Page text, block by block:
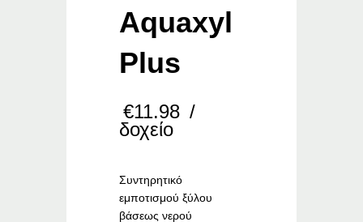
Aquaxyl
Plus
€11.98 /
δοχείο
Συντηρητικό
εμποτισμού ξύλου
βάσεως νερού